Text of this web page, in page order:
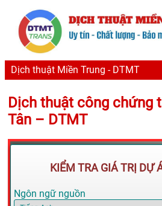
Dịch thuật Miền Trung - DTMT
Dịch thuật công chứng
Tân – DTMT
KIỂM TRA GIÁ TRỊ DỰ
Ngôn ngữ nguồn